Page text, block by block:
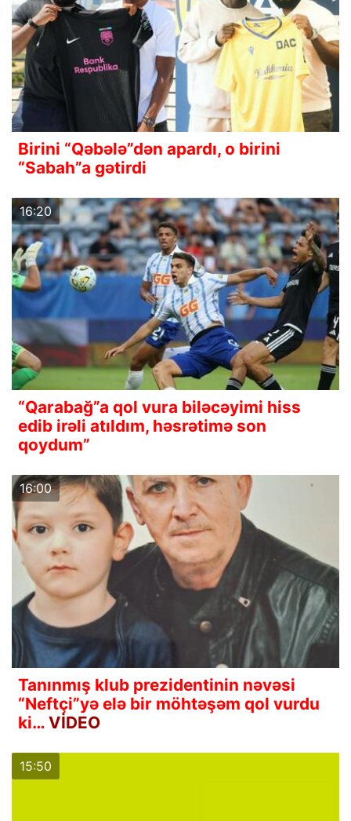
Birini “Qəbələ”dən apardı, o birini
“Sabah”a gətirdi
16:20
“Qarabağ”a qol vura biləcəyimi hiss
edib irəli atıldım, həsrətimə son
qoydum”
16:00
Tanınmış klub prezidentinin nəvəsi
“Neftçi”yə elə bir möhtəşəm qol vurdu
ki… VİDEO
15:50